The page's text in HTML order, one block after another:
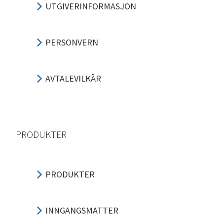
UTGIVERINFORMASJON
PERSONVERN
AVTALEVILKÅR
PRODUKTER
PRODUKTER
INNGANGSMATTER